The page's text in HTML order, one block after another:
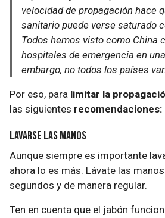
velocidad de propagación hace
sanitario puede verse saturado
Todos hemos visto como China
hospitales de emergencia en
embargo, no todos los países
Por eso, para limitar la
las siguientes recomendaciones:
Lavarse las manos
Aunque siempre es importante
ahora lo es más. Lávate las
segundos y de manera regular.
Ten en cuenta que el jabón